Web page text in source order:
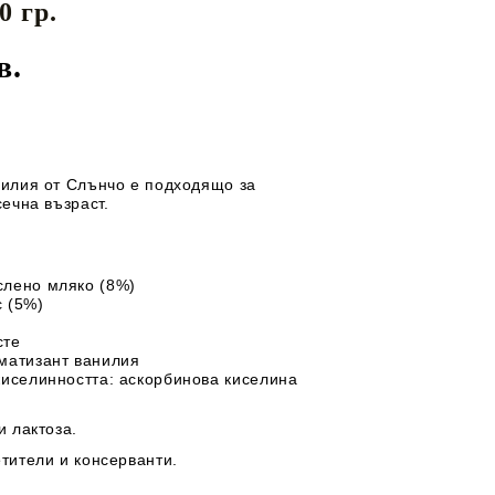
гр.
от Слънчо е подходящо за
възраст.
мляко (8%)
(5%)
ванилия
аскорбинова киселина
и консерванти.